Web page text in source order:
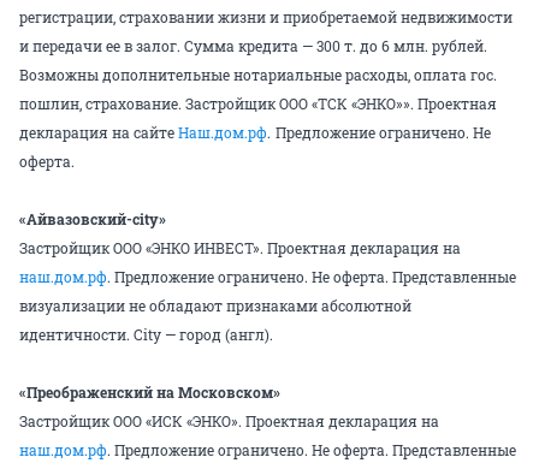
регистрации, страховании жизни и приобретаемой недвижимости
и передачи ее в залог. Сумма кредита — 300 т. до 6 млн. рублей.
Возможны дополнительные нотариальные расходы, оплата гос.
пошлин, страхование. Застройщик ООО «ТСК «ЭНКО»». Проектная
декларация на сайтеНаш.дом.рф. Предложение ограничено. Не
оферта.
«Айвазовский-city»
Застройщик ООО «ЭНКО ИНВЕСТ». Проектная декларация на
наш.дом.рф. Предложение ограничено. Не оферта. Представленные
визуализации не обладают признаками абсолютной
идентичности. City — город (англ).
«Преображенский на Московском»
Застройщик ООО «ИСК «ЭНКО». Проектная декларация на
наш.дом.рф. Предложение ограничено. Не оферта. Представленные